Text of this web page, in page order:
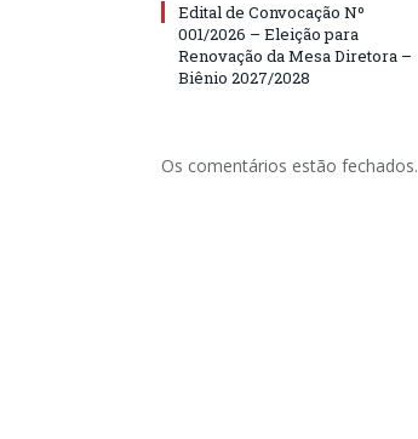
Edital de Convocação Nº
001/2026 – Eleição para
Renovação da Mesa Diretora –
Biênio 2027/2028
Os comentários estão fechados.